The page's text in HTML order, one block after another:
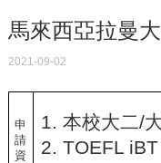
馬來西亞拉曼
2021-09-02
申
請
資
本校大二/
TOEFL